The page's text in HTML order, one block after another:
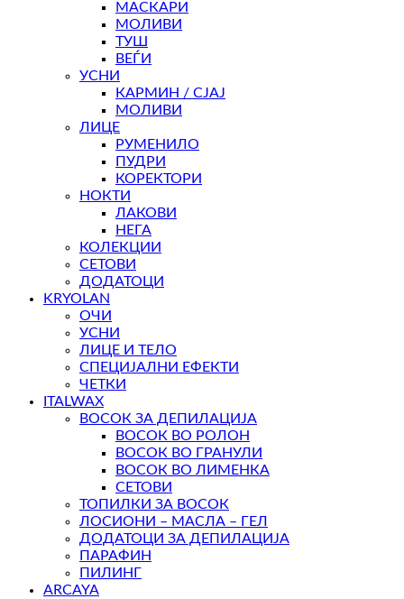
МАСКАРИ
МОЛИВИ
ТУШ
ВЕЃИ
УСНИ
КАРМИН / СЈАЈ
МОЛИВИ
ЛИЦЕ
РУМЕНИЛО
ПУДРИ
КОРЕКТОРИ
НОКТИ
ЛАКОВИ
НЕГА
КОЛЕКЦИИ
СЕТОВИ
ДОДАТОЦИ
KRYOLAN
ОЧИ
УСНИ
ЛИЦЕ И ТЕЛО
СПЕЦИЈАЛНИ ЕФЕКТИ
ЧЕТКИ
ITALWAX
ВОСОК ЗА ДЕПИЛАЦИЈА
ВОСОК ВО РОЛОН
ВОСОК ВО ГРАНУЛИ
ВОСОК ВО ЛИМЕНКА
СЕТОВИ
ТОПИЛКИ ЗА ВОСОК
ЛОСИОНИ – МАСЛА – ГЕЛ
ДОДАТОЦИ ЗА ДЕПИЛАЦИЈА
ПАРАФИН
ПИЛИНГ
ARCAYA